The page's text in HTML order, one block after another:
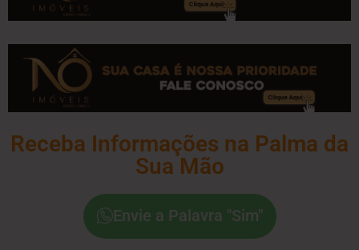
Receba Informações na Palma da
Sua Mão
Envie a Palavra "Sim"